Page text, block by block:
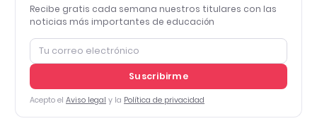
Recibe gratis cada semana nuestros titulares con las
noticias más importantes de educación
Suscribirme
Acepto el Aviso legal y la Política de privacidad